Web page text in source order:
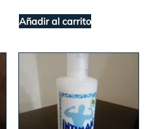
Añadir al carrito